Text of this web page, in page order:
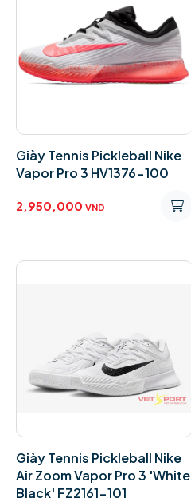
Giày Tennis Pickleball Nike
Vapor Pro 3 HV1376-100
2,950,000 VND
Giày Tennis Pickleball Nike
Air Zoom Vapor Pro 3 'White
Black' FZ2161-101